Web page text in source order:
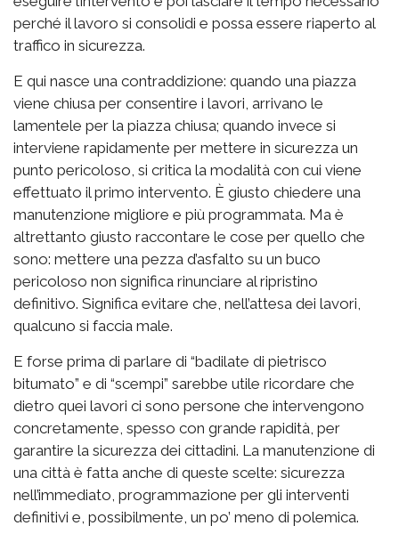
perché il lavoro si consolidi e possa essere riaperto al
traffico in sicurezza.
E qui nasce una contraddizione: quando una piazza
viene chiusa per consentire i lavori, arrivano le
lamentele per la piazza chiusa; quando invece si
interviene rapidamente per mettere in sicurezza un
punto pericoloso, si critica la modalità con cui viene
effettuato il primo intervento. È giusto chiedere una
manutenzione migliore e più programmata. Ma è
altrettanto giusto raccontare le cose per quello che
sono: mettere una pezza d’asfalto su un buco
pericoloso non significa rinunciare al ripristino
definitivo. Significa evitare che, nell’attesa dei lavori,
qualcuno si faccia male.
E forse prima di parlare di “badilate di pietrisco
bitumato” e di “scempi” sarebbe utile ricordare che
dietro quei lavori ci sono persone che intervengono
concretamente, spesso con grande rapidità, per
garantire la sicurezza dei cittadini. La manutenzione di
una città è fatta anche di queste scelte: sicurezza
nell’immediato, programmazione per gli interventi
definitivi e, possibilmente, un po’ meno di polemica.